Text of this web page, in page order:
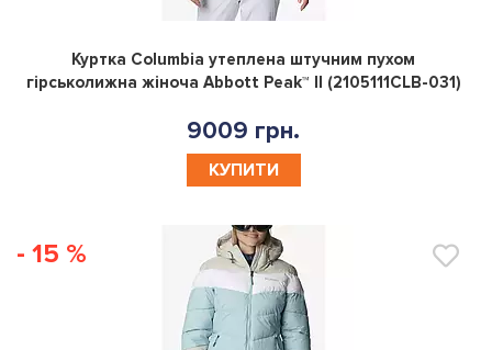
0
Куртка Columbia утеплена штучним пухом
гірськолижна жіноча Abbott Peak™ II (2105111CLB-031)
9009 грн.
КУПИТИ
- 15 %